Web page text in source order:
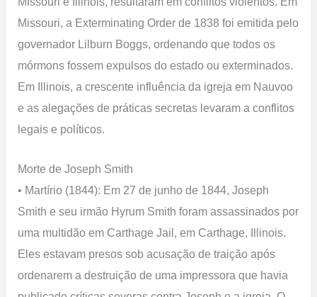
Missouri, a Exterminating Order de 1838 foi emitida pelo
governador Lilburn Boggs, ordenando que todos os
mórmons fossem expulsos do estado ou exterminados.
Em Illinois, a crescente influência da igreja em Nauvoo
e as alegações de práticas secretas levaram a conflitos
legais e políticos.
Morte de Joseph Smith
• Martírio (1844): Em 27 de junho de 1844, Joseph
Smith e seu irmão Hyrum Smith foram assassinados por
uma multidão em Carthage Jail, em Carthage, Illinois.
Eles estavam presos sob acusação de traição após
ordenarem a destruição de uma impressora que havia